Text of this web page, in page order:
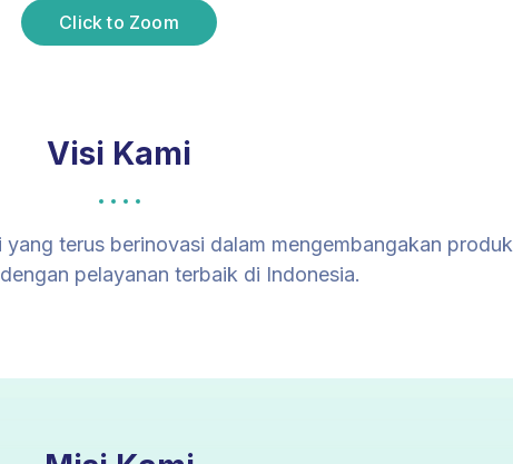
Click to Zoom
Visi Kami
terus berinovasi dalam mengembangakan produk
pelayanan terbaik di Indonesia.